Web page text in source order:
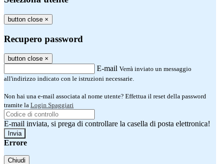
button close ×
Recupero password
button close ×
E-mail Verrà inviato un messaggio
all'indirizzo indicato con le istruzioni necessarie.
Non hai una e-mail associata al nome utente? Effettua il reset della password
tramite la Login Spaggiari
E-mail inviata, si prega di controllare la casella di posta elettronica!
Errore
Chiudi